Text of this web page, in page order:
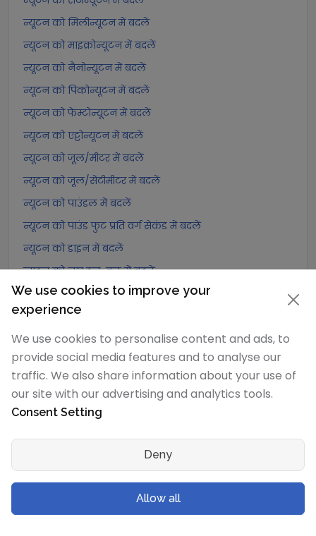
न्यूटन को मिलीन्यूटन में बदलें
न्यूटन को माइक्रोन्यूटन में बदलें
न्यूटन को नैनोन्यूटन में बदलें
न्यूटन को पिकोन्यूटन में बदलें
न्यूटन को फेम्टोन्यूटन में बदलें
न्यूटन को एट्टोन्यूटन में बदलें
न्यूटन को जूल/मीटर में बदलें
न्यूटन को जूल/सेंटीमीटर में बदलें
न्यूटन को पाउंडल में बदलें
न्यूटन को पाउंड फुट प्रति वर्ग सेकंड में बदलें
न्यूटन को डाइन में बदलें
न्यूटन को लघु टन-बल में बदलें
न्यूटन को मेट्रिक टन-बल में बदलें
न्यूटन को किलोग्राम-बल में बदलें
न्यूटन को ग्राम-बल में बदलें
न्यूटन को पोंड में बदलें
न्यूटन को किलोपोंड में बदलें
न्यूटन को पाउंड-बल में बदलें
न्यूटन को किलोपाउंड-बल में बदलें
डेसीन्यूटन को एक्सान्यूटन में बदलें
We use cookies to improve your
experience
We use cookies to personalise content and ads, to
provide social media features and to analyse our
traffic. We also share information about your use of
our site with our advertising and analytics tools.
Consent Setting
Deny
Allow all